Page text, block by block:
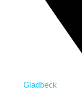
Gladbeck